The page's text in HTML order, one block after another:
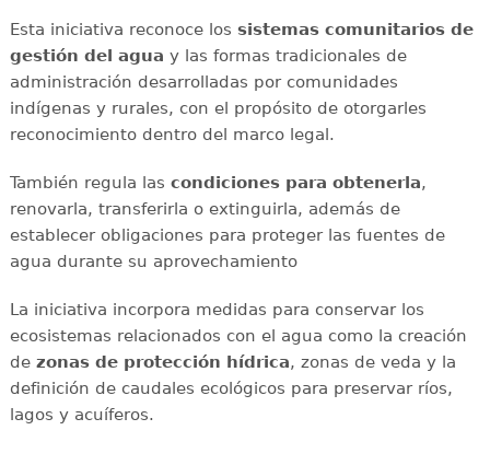
Esta iniciativa reconoce los sistemas comunitarios de
gestión del agua y las formas tradicionales de
administración desarrolladas por comunidades
indígenas y rurales, con el propósito de otorgarles
reconocimiento dentro del marco legal.
También regula las condiciones para obtenerla,
renovarla, transferirla o extinguirla, además de
establecer obligaciones para proteger las fuentes de
agua durante su aprovechamiento
La iniciativa incorpora medidas para conservar los
ecosistemas relacionados con el agua como la creación
de zonas de protección hídrica, zonas de veda y la
definición de caudales ecológicos para preservar ríos,
lagos y acuíferos.